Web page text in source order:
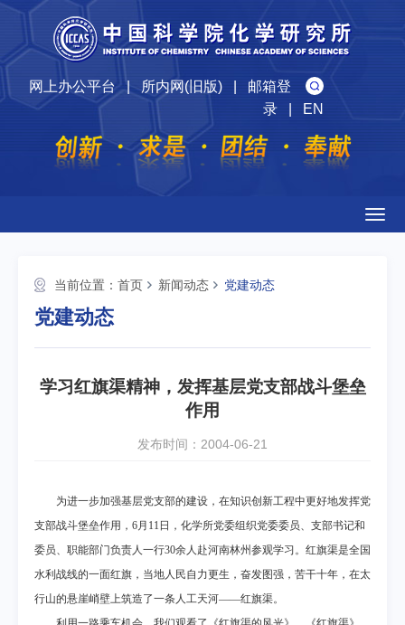
网上办公平台|所内网(旧版)| 邮箱登
录| EN
当前位置： 首页 新闻动态 党建动态
党建动态
学习红旗渠精神，发挥基层党支部战斗堡垒
作用
发布时间：2004-06-21
为进一步加强基层党支部的建设，在知识创新工程中更好地发挥党
支部战斗堡垒作用， 6月 11 日，化学所党委组织党委委员、支部书记和
委员、职能部门负责人一行30余人赴河南林州参观学习。红旗渠是全国
水利战线的一面红旗，当地人民自力更生，奋发图强，苦干十年，在太
行山的悬崖峭壁上筑造了一条人工天河——红旗渠。